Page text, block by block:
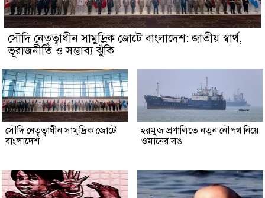
সৌদি নেতৃত্বাধীন সামুদ্রিক জোটে বাংলাদেশ: জাতীয় স্বার্থ,
ভূরাজনীতি ও সম্ভাব্য ঝুঁকি
সৌদি নেতৃত্বাধীন সামুদ্রিক জোটে
বাংলাদেশ
হরমুজ প্রণালিতে নতুন নৌপথ নিয়ে
ওমানের সঙ